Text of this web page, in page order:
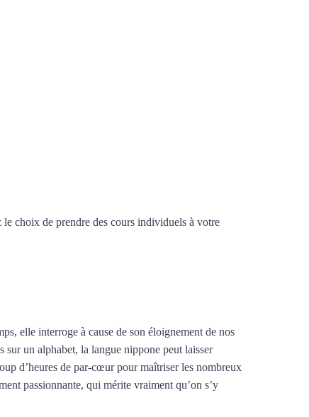
le choix de prendre des cours individuels à votre
elle interroge à cause de son éloignement de nos
sur un alphabet, la langue nippone peut laisser
d’heures de par-cœur pour maîtriser les nombreux
passionnante, qui mérite vraiment qu’on s’y